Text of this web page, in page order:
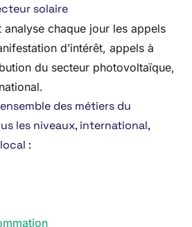
solaire
chaque jour les appels
d’intérêt, appels à
du secteur photovoltaïque,
des métiers du
les niveaux, international,
: